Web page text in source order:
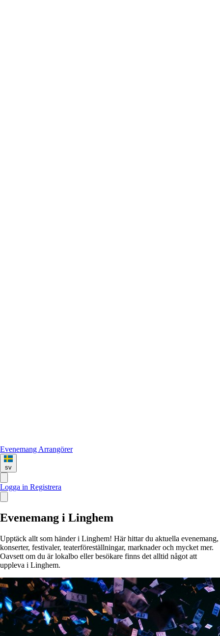
Evenemang Arrangörer
sv
Logga in Registrera
Evenemang i Linghem
Upptäck allt som händer i Linghem! Här hittar du aktuella evenemang,
konserter, festivaler, teaterföreställningar, marknader och mycket mer.
Oavsett om du är lokalbo eller besökare finns det alltid något att
uppleva i Linghem.